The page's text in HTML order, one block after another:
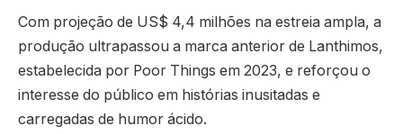
Com projeção de US$ 4,4 milhões na estreia ampla, a
produção ultrapassou a marca anterior de Lanthimos,
estabelecida por Poor Things em 2023, e reforçou o
interesse do público em histórias inusitadas e
carregadas de humor ácido.